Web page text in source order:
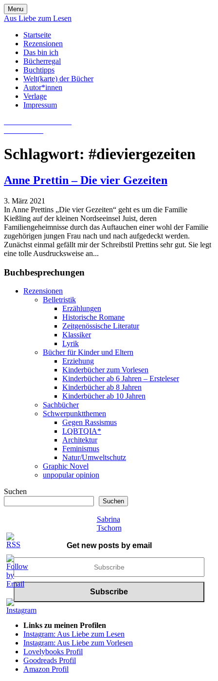
Skip
to
Menu
Aus Liebe zum Lesen
Startseite
Rezensionen
Das bin ich
Bücherregal
Buchtipps
Welt(karte) der Bücher
Autor*innen
Verlage
Impressum
Schlagwort: #dieviergezeiten
Anne Prettin – Die vier Gezeiten
3. März 2021
In Anne Prettins „Die vier Gezeiten“ geht es um die Familie
Kießling auf der kleinen Nordseeinsel Juist, deren
Familiengeheimnisse durch das Auftauchen einer wohl der Familie
zugehörigen jungen Frau nach und nach aufgedeckt werden.
Zunächst einmal gefällt mir der Schreibstil Prettins sehr gut. Sie legt
eine tolle Ausdrucksweise an...
Buchbesprechungen
Rezensionen
Belletristik
Erzählungen
Historische Romane
Zeitgenössische Literatur
Klassiker
Lyrik
Bücher für Kinder und Eltern
Erziehung
Kinderbücher zum Vorlesen
Kinderbücher ab 6 Jahren – Ersteleser
Kinderbücher ab 8 Jahren
Kinderbücher ab 10 Jahren
Sachbücher
Schwerpunktthemen
Gegen Rassismus
LQBTQIA*
Architektur
Feminismus
Natur/Umweltschutz
Graphic Novel
unpopular opinion
Suchen
Suchen
Sabrina
Tschorn
Get new posts by email
Links zu meinen Profilen
Instagram: Aus Liebe zum Lesen
Instagram: Aus Liebe zum Vorlesen
Lovelybooks Profil
Goodreads Profil
Amazon Profil